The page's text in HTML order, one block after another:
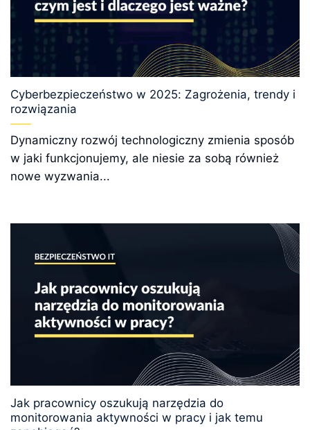
Cyberbezpieczeństwo w 2025: Zagrożenia, trendy i
rozwiązania
Dynamiczny rozwój technologiczny zmienia sposób
w jaki funkcjonujemy, ale niesie za sobą również
nowe wyzwania...
Jak pracownicy oszukują narzędzia do
monitorowania aktywności w pracy i jak temu